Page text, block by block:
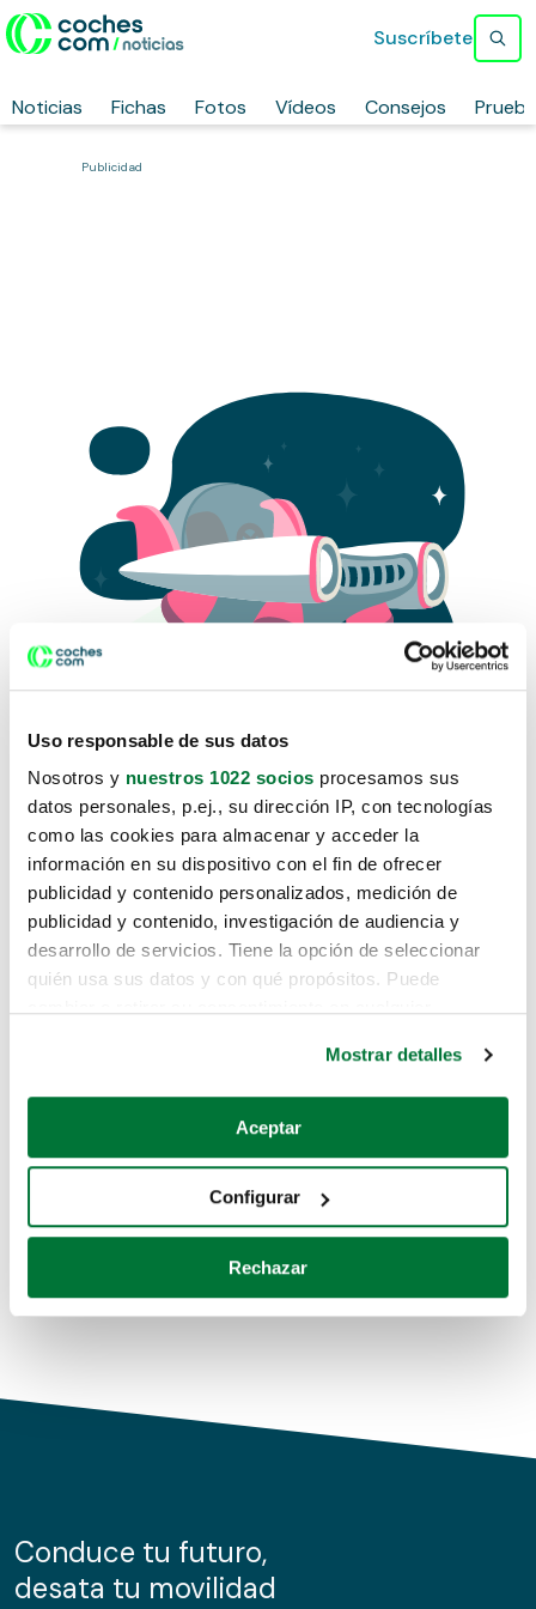
Uso responsable de sus datos
Nosotros y nuestros 1022 socios procesamos sus
datos personales, p.ej., su dirección IP, con tecnologías
como las cookies para almacenar y acceder la
información en su dispositivo con el fin de ofrecer
publicidad y contenido personalizados, medición de
publicidad y contenido, investigación de audiencia y
desarrollo de servicios. Tiene la opción de seleccionar
quién usa sus datos y con qué propósitos. Puede
Si lo permite, también quisiéramos:
Recopilar información sobre su ubicación geográfica
Identificar su dispositivo analizándolo activamente
para buscar características específicas (huellas
Obtenga más información sobre cómo se procesan sus
de cookies.
información sobre el uso que haga del sitio web con
nuestros partners de redes sociales, publicidad y análisis
Mostrar detalles
Aceptar
Configurar
Rechazar
Noticias Fichas Fotos Vídeos Consejos
Suscríbete
Publicidad
Lo sentimos, no sabemos como
te hemos traido hasta aquí.
Pero puedes encontrar el coche que estás
buscando en alguno de estos enlaces:
Coches de segunda mano
Coches de km0
Conduce tu futuro,
desata tu movilidad